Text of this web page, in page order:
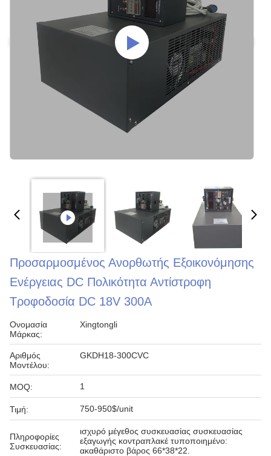
Προσαρμοσμένος Ανορθωτής Εξοικονόμησης
Ενέργειας DC Πολικότητα Αντίστροφη
Τροφοδοσία DC 18V 300A
Ονομασία
Μάρκας:
Xingtongli
Αριθμός
Μοντέλου:
GKDH18-300CVC
MOQ: 1
Τιμή: 750-950$/unit
Πληροφορίες
Συσκευασίας:
ισχυρό μέγεθος συσκευασίας συσκευασίας
εξαγωγής κοντραπλακέ τυποποιημένο:
ακαθάριστο βάρος 66*38*22.